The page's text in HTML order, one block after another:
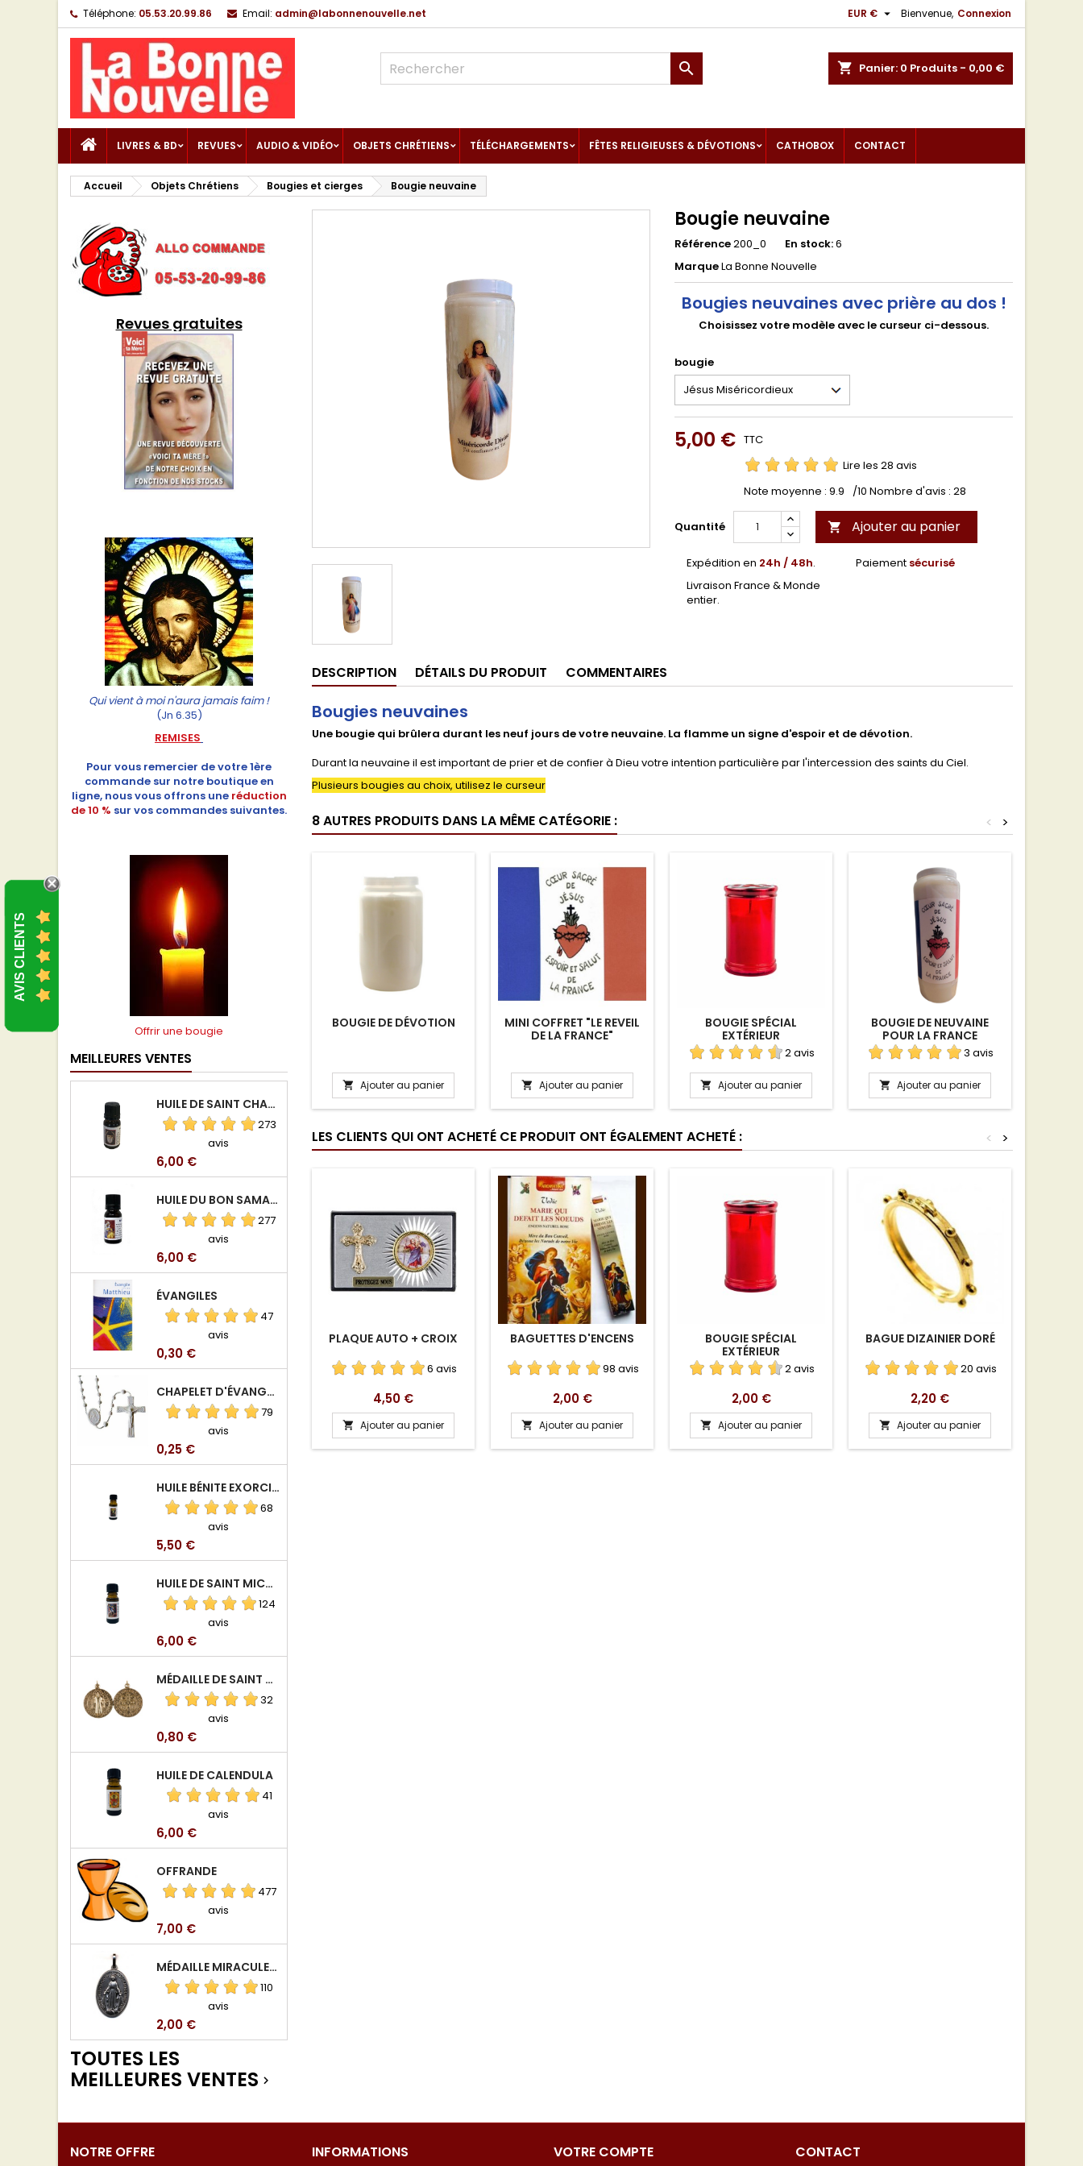
Téléphone: 05.53.20.99.86 Email: admin@labonnenouvelle.net Bienvenue, Connexion
EUR € 
shopping_cart Panier: 0 Produits - 0,00 €

LIVRES & BD REVUES AUDIO & VIDÉO OBJETS CHRÉTIENS TÉLÉCHARGEMENTS FÊTES RELIGIEUSES & DÉVOTIONS CATHOBOX CONTACT
Accueil Objets Chrétiens Bougies et cierges Bougie neuvaine
Revues gratuites
Qui vient à moi n'aura jamais faim !
(Jn 6.35)
REMISES
Pour vous remercier de votre 1ère
commande sur notre boutique en
ligne, nous vous offrons une réduction
de 10 % sur vos commandes suivantes.
Offrir une bougie
MEILLEURES VENTES
HUILE DE SAINT CHARBEL
273
avis
Prix
6,00 €
HUILE DU BON SAMARITAIN
277
avis
Prix
6,00 €
ÉVANGILES
47
avis
Prix
0,30 €
CHAPELET D'ÉVANGÉLISATION
79
avis
Prix
0,25 €
HUILE BÉNITE EXORCISÉE
68
avis
Prix
5,50 €
HUILE DE SAINT MICHEL ARCHANGE
124
avis
Prix
6,00 €
MÉDAILLE DE SAINT BENOIT EN ALUMINIUM
32
avis
Prix
0,80 €
HUILE DE CALENDULA
41
avis
Prix
6,00 €
OFFRANDE
477
avis
Prix
7,00 €
MÉDAILLE MIRACULEUSE DE VIERGE DE LA RUE DU BAC
110
avis
Prix
2,00 €
TOUTES LES
MEILLEURES VENTES 
Bougie neuvaine
Référence200_0 En stock:6
MarqueLa Bonne Nouvelle
Bougies neuvaines avec prière au dos !
Choisissez votre modèle avec le curseur ci-dessous.
bougie
5,00 € TTC
Lire les 28 avis
Note moyenne : 9.9 /10 Nombre d'avis : 28
Quantité  Ajouter au panier
Expédition en 24h / 48h.
Livraison France & Monde
entier.
Paiement sécurisé
DESCRIPTION DÉTAILS DU PRODUIT COMMENTAIRES
Bougies neuvaines
Une bougie qui brûlera durant les neuf jours de votre neuvaine. La flamme un signe d'espoir et de dévotion.
Durant la neuvaine il est important de prier et de confier à Dieu votre intention particulière par l'intercession des saints du Ciel.
Plusieurs bougies au choix, utilisez le curseur
8 AUTRES PRODUITS DANS LA MÊME CATÉGORIE : >
<
BOUGIE DE DÉVOTION
 Ajouter au panier
MINI COFFRET "LE REVEIL
DE LA FRANCE"
 Ajouter au panier
BOUGIE SPÉCIAL
EXTÉRIEUR
2 avis
 Ajouter au panier
BOUGIE DE NEUVAINE
POUR LA FRANCE
3 avis
 Ajouter au panier
LES CLIENTS QUI ONT ACHETÉ CE PRODUIT ONT ÉGALEMENT ACHETÉ : >
<
PLAQUE AUTO + CROIX
6 avis
Prix
4,50 €
 Ajouter au panier
BAGUETTES D'ENCENS
98 avis
Prix
2,00 €
 Ajouter au panier
BOUGIE SPÉCIAL
EXTÉRIEUR
2 avis
Prix
2,00 €
 Ajouter au panier
BAGUE DIZAINIER DORÉ
20 avis
Prix
2,20 €
 Ajouter au panier
NOTRE OFFRE INFORMATIONS VOTRE COMPTE CONTACT
AVIS CLIENTS